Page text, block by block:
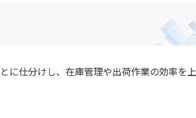
に仕分けし、在庫管理や出荷作業の効率を上